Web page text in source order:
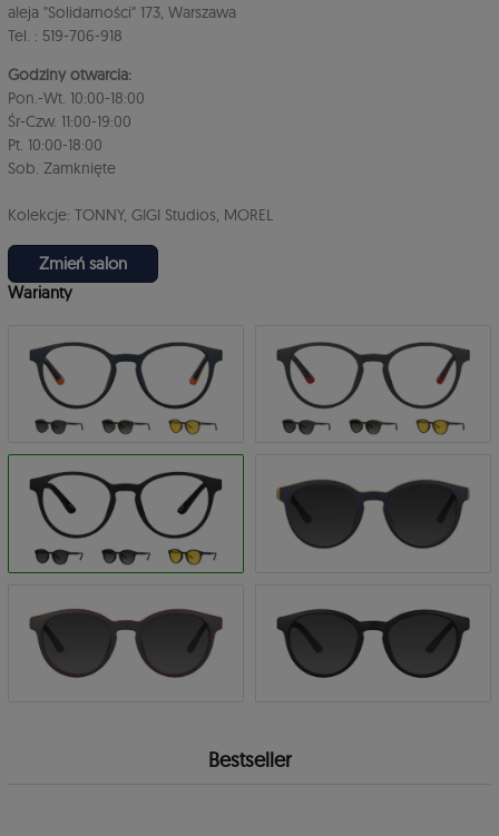
aleja "Solidarności" 173, Warszawa
Tel. : 519-706-918
Godziny otwarcia:
Zmień salon
Pon.-Wt. 10:00-18:00
Śr-Czw. 11:00-19:00
Pt. 10:00-18:00
Sob. Zamknięte
Kolekcje: TONNY, GIGI Studios, MOREL
Warianty
Bestseller